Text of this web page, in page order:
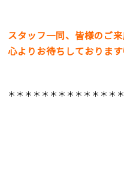
スタッフ一同、皆様のご
心よりお待ちしておりま
＊＊＊＊＊＊＊＊＊＊＊＊＊